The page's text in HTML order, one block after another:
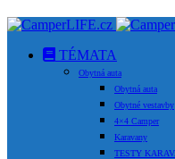
TÉMATA
Obytná auta
Obytná auta
Obytné vestavby
4×4 Camper
Karavany
TESTY